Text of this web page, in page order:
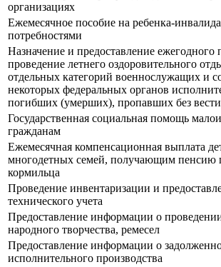
организациях
Ежемесячное пособие на ребенка-
потребностями
Назначение и предоставление ежегодного
проведение летнего оздоровительного
отдельных категорий военнослужащих и
некоторых федеральных органов
погибших (умерших), пропавших без вести
Государственная социальная помощь
гражданам
Ежемесячная компенсационная выплата
многодетных семей, получающим пенсию
кормильца
Проведение инвентаризации и
технического учета
Предоставление информации о
народного творчества, ремесел
Предоставление информации о
исполнительного производства